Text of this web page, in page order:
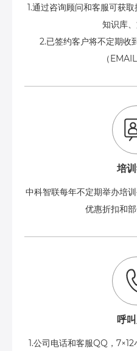
1.通过咨询顾问和客服可获
知识库、
2.已签约客户将不定期收
（
培
中科智联每年不定期举办培
优惠折扣和部
呼
1.公司电话和客服QQ，7×12